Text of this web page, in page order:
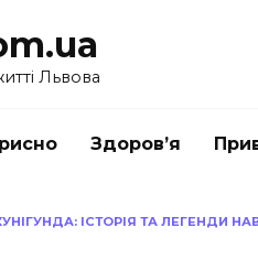
Львова
Здоров’я
ІСТОРІЯ ТА ЛЕГЕНДИ